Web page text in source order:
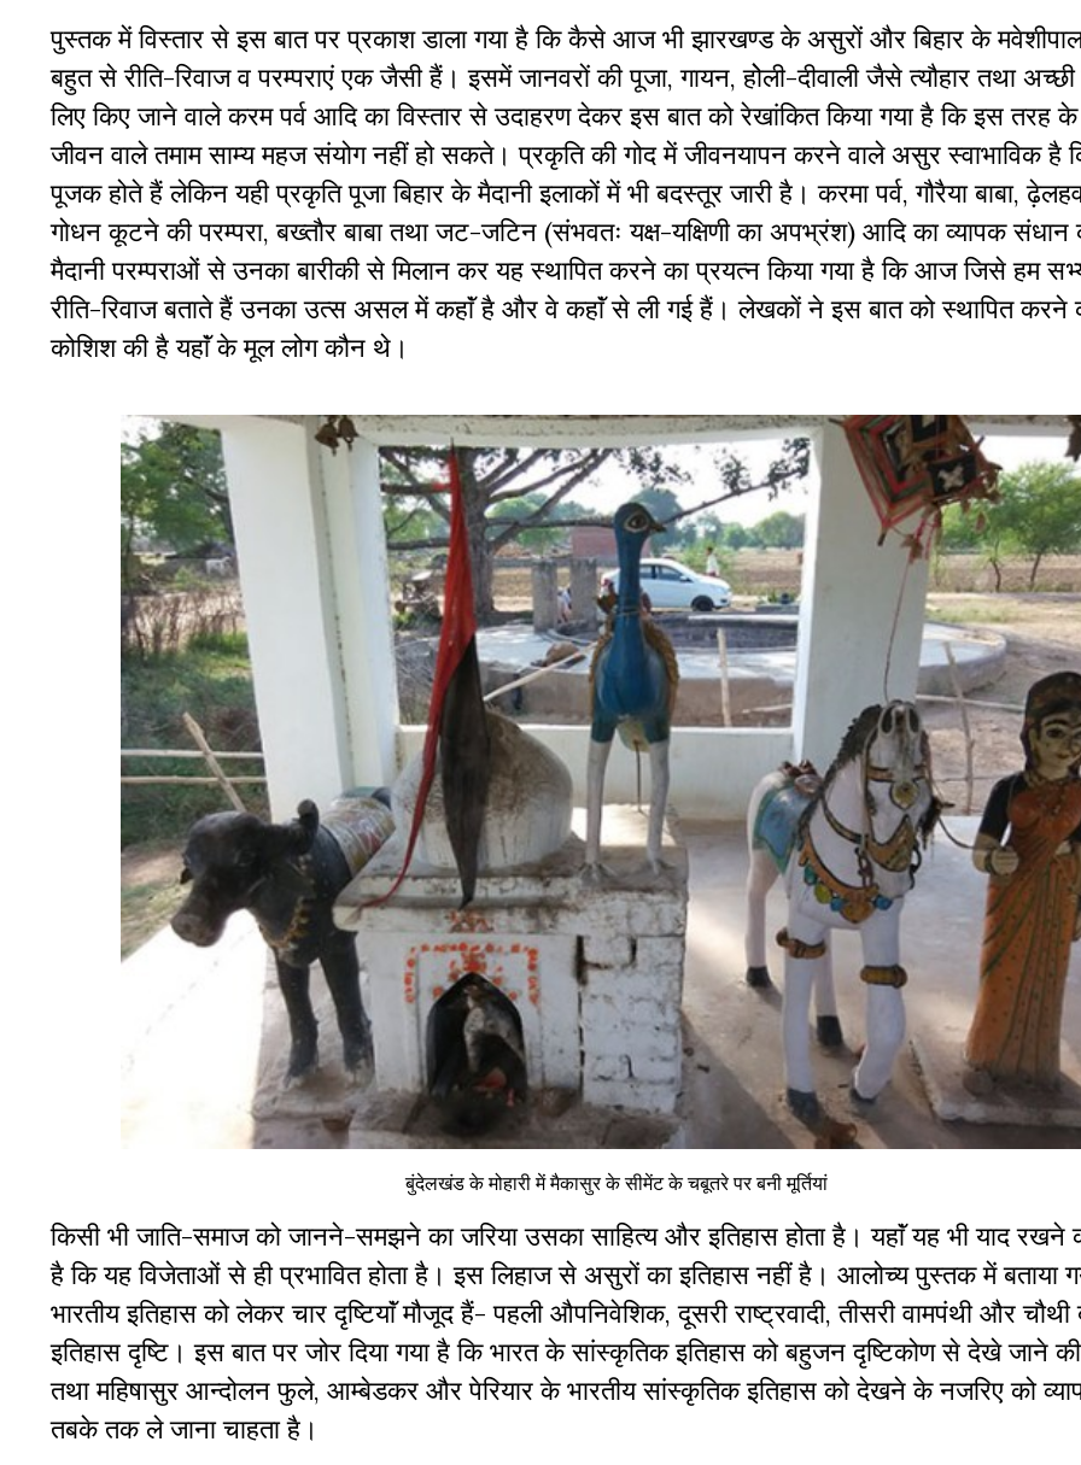
पुस्तक में विस्तार से इस बात पर प्रकाश डाला गया है कि कैसे आज भी झारखण्ड के असुरों और बिहार के
बहुत से रीति-रिवाज व परम्पराएं एक जैसी हैं। इसमें जानवरों की पूजा, गायन, होेली-दीवाली जैसे त्यौहार तथा
लिए किए जाने वाले करम पर्व आदि का विस्तार से उदाहरण देकर इस बात को रेखांकित किया गया है कि इस तरह
जीवन वाले तमाम साम्य महज संयोग नहीं हो सकते। प्रकृति की गोद में जीवनयापन करने वाले असुर स्वाभाविक है
पूजक होते हैं लेकिन यही प्रकृति पूजा बिहार के मैदानी इलाकों में भी बदस्तूर जारी है। करमा पर्व, गौरैया बाबा,
गोधन कूटने की परम्परा, बख्तौर बाबा तथा जट-जटिन (संभवतः यक्ष-यक्षिणी का अपभ्रंश) आदि का व्यापक
मैदानी परम्पराओं से उनका बारीकी से मिलान कर यह स्थापित करने का प्रयत्न किया गया है कि आज जिसे हम
रीति-रिवाज बताते हैं उनका उत्स असल में कहाॅं है और वे कहाॅं से ली गई हैं। लेखकाें ने इस बात को स्थापित करने
कोशिश की है यहाॅं के मूल लोग कौन थे।
बुंदेलखंड के मोहारी में मैकासुर के सीमेंट के चबूतरे पर बनी मूर्तियां
किसी भी जाति-समाज को जानने-समझने का जरिया उसका साहित्य और इतिहास होता है। यहाॅं यह भी याद
है कि यह विजेताओं से ही प्रभावित होता है। इस लिहाज से असुरों का इतिहास नहीं है। आलोच्य पुस्तक में बताया
भारतीय इतिहास को लेकर चार दृष्टियाॅं मौजूद हैं- पहली औपनिवेशिक, दूसरी राष्ट्रवादी, तीसरी वामपंथी और
इतिहास दृष्टि। इस बात पर जोर दिया गया है कि भारत के सांस्कृतिक इतिहास को बहुजन दृष्टिकोण से देखे जाने
तथा महिषासुर आन्दोलन फुले, आम्बेडकर और पेरियार के भारतीय सांस्कृतिक इतिहास को देखने के नजरिए को
तबके तक ले जाना चाहता है।